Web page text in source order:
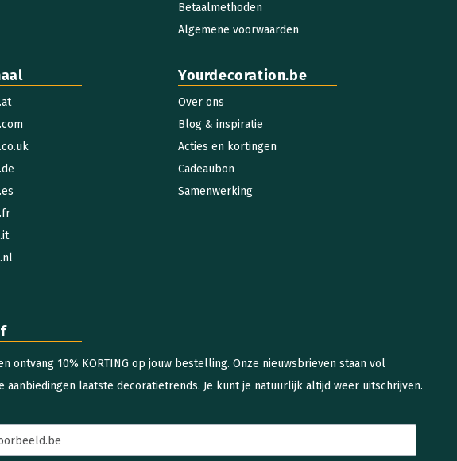
Betaalmethoden
Algemene voorwaarden
Yourdecoration.be
Over ons
Blog & inspiratie
Acties en kortingen
Cadeaubon
Samenwerking
ontvang 10% KORTING op jouw bestelling. Onze nieuwsbrieven staan vol
aanbiedingen laatste decoratietrends. Je kunt je natuurlijk altijd weer uitschrijven.